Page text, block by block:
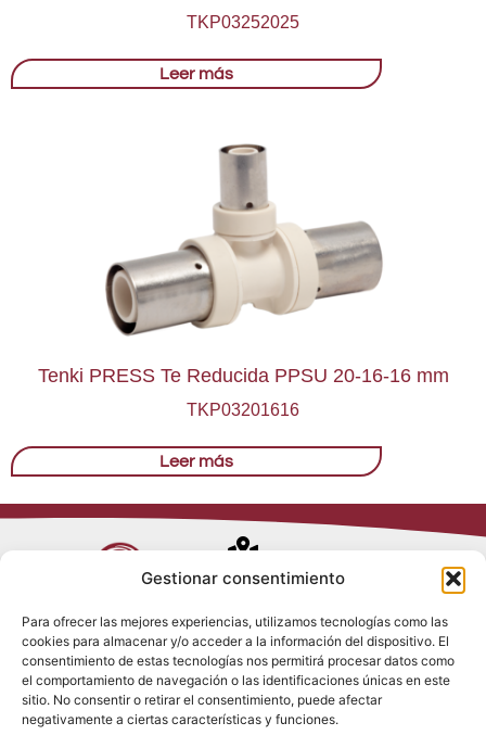
Gestionar consentimiento
Para ofrecer las mejores experiencias, utilizamos tecnologías como las
cookies para almacenar y/o acceder a la información del dispositivo. El
consentimiento de estas tecnologías nos permitirá procesar datos como
el comportamiento de navegación o las identificaciones únicas en este
sitio. No consentir o retirar el consentimiento, puede afectar
negativamente a ciertas características y funciones.
TKP03252025
Leer más
Tenki PRESS Te Reducida PPSU 20-16-16 mm
TKP03201616
Leer más
Avenida de
28017 Madrid
(España)
(+34) 910 917
Política de
Privacidad
Política de
Cookies